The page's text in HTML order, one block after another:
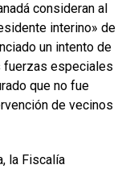
consideran al
interino» de
un intento de
fuerzas especiales
que no fue
de vecinos
la Fiscalía